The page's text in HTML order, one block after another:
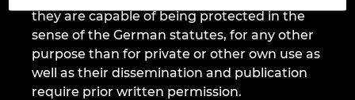
they are capable of being protected in the
sense of the German statutes, for any other
purpose than for private or other own use as
well as their dissemination and publication
require prior written permission.
Ελβετία
Ελλάδα